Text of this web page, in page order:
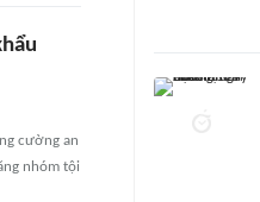
cường an
nhóm tội